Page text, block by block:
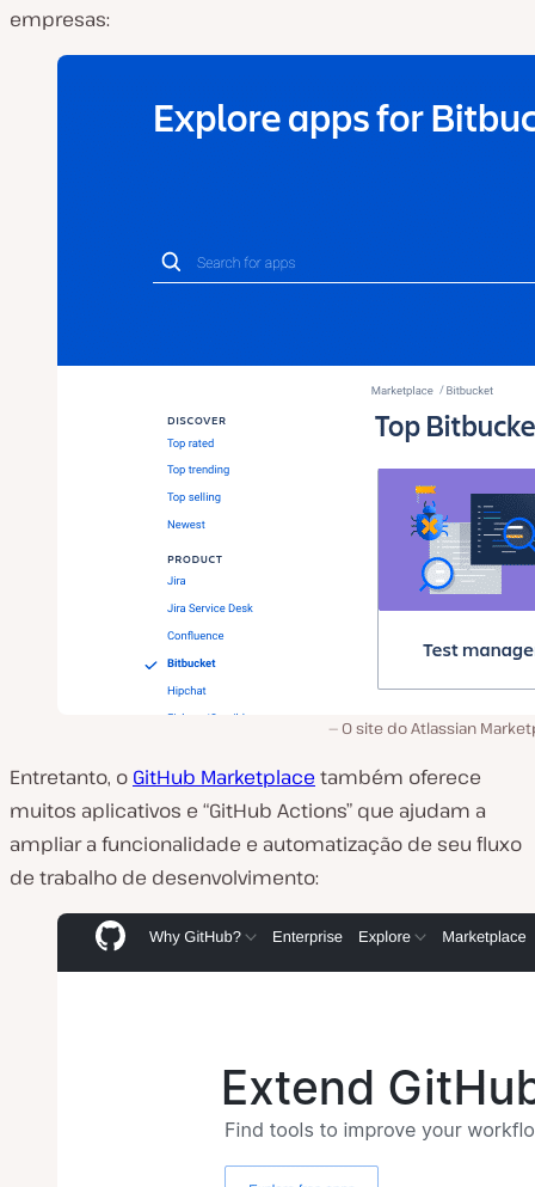
empresas:
O site do Atlassian
Entretanto, o GitHub Marketplace também oferece
muitos aplicativos e “GitHub Actions” que ajudam a
ampliar a funcionalidade e automatização de seu fluxo
de trabalho de desenvolvimento: